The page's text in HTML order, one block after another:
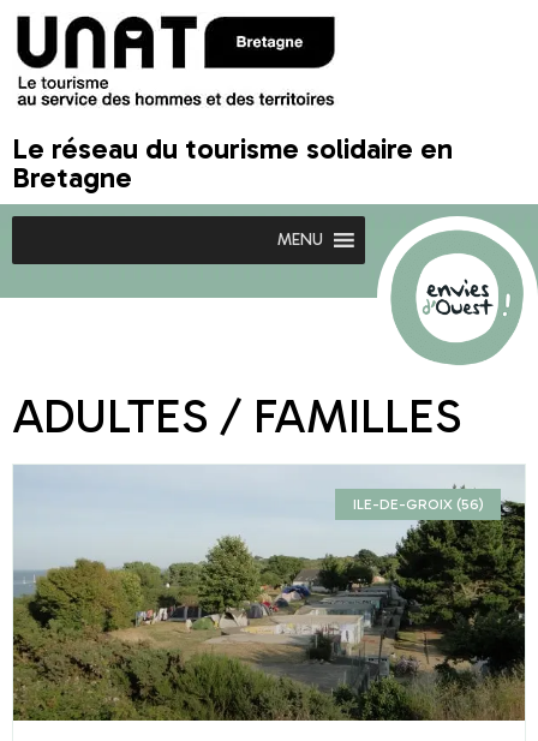
Le réseau du tourisme solidaire en
Bretagne
MENU
ADULTES / FAMILLES
ILE-DE-GROIX (56)